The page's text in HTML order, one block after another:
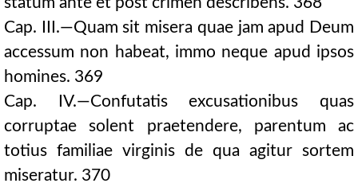
Cap. III.—Quam sit misera quae jam apud Deum
accessum non habeat, immo neque apud ipsos
homines. 369
Cap. IV.—Confutatis excusationibus quas
corruptae solent praetendere, parentum ac
totius familiae virginis de qua agitur sortem
miseratur. 370